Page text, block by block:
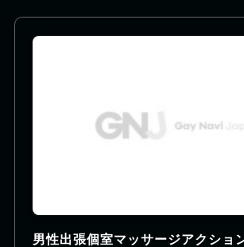
男性出張個室マッサージアクショ